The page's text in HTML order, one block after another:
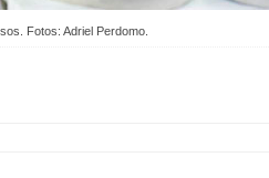
Fotos: Adriel Perdomo.